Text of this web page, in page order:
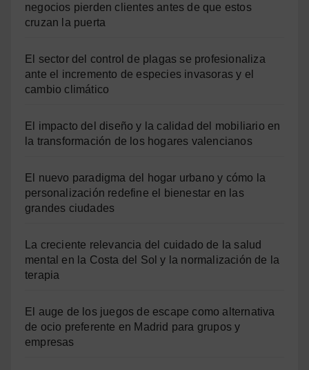
negocios pierden clientes antes de que estos
cruzan la puerta
El sector del control de plagas se profesionaliza
ante el incremento de especies invasoras y el
cambio climático
El impacto del diseño y la calidad del mobiliario en
la transformación de los hogares valencianos
El nuevo paradigma del hogar urbano y cómo la
personalización redefine el bienestar en las
grandes ciudades
La creciente relevancia del cuidado de la salud
mental en la Costa del Sol y la normalización de la
terapia
El auge de los juegos de escape como alternativa
de ocio preferente en Madrid para grupos y
empresas